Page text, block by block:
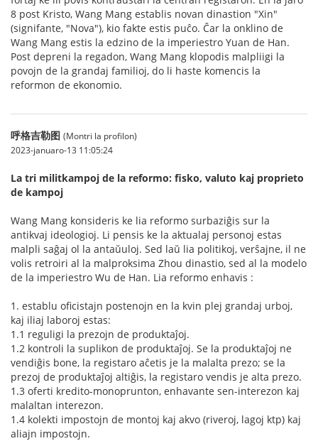
8 post Kristo, Wang Mang establis novan dinastion "Xin"
(signifante, "Nova"), kio fakte estis puĉo. Ĉar la onklino de
Wang Mang estis la edzino de la imperiestro Yuan de Han.
Post depreni la regadon, Wang Mang klopodis malpliigi la
povojn de la grandaj familioj, do li haste komencis la
reformon de ekonomio.
呼格吉勒图 (Montri la profilon)
2023-januaro-13 11:05:24
La tri militkampoj de la reformo: fisko, valuto kaj proprieto
de kampoj
Wang Mang konsideris ke lia reformo surbaziĝis sur la
antikvaj ideologioj. Li pensis ke la aktualaj personoj estas
malpli saĝaj ol la antaŭuloj. Sed laŭ lia politikoj, verŝajne, il ne
volis retroiri al la malproksima Zhou dinastio, sed al la modelo
de la imperiestro Wu de Han. Lia reformo enhavis :
1. establu oficistajn postenojn en la kvin plej grandaj urboj,
kaj iliaj laboroj estas:
1.1 reguligi la prezojn de produktaĵoj.
1.2 kontroli la suplikon de produktaĵoj. Se la produktaĵoj ne
vendiĝis bone, la registaro aĉetis je la malalta prezo; se la
prezoj de produktaĵoj altiĝis, la registaro vendis je alta prezo.
1.3 oferti kredito-monoprunton, enhavante sen-interezon kaj
malaltan interezon.
1.4 kolekti impostojn de montoj kaj akvo (riveroj, lagoj ktp) kaj
aliajn impostojn.